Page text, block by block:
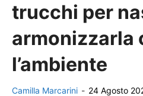
trucchi per
armonizzarla
l’ambiente
Camilla Marcarini - 24 Agosto